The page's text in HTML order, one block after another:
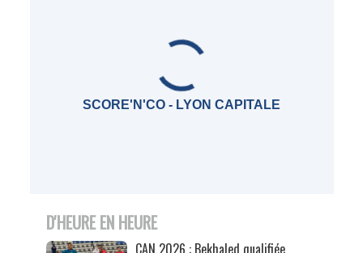
SCORE'N'CO - LYON CAPITALE
D'HEURE EN HEURE
CAN 2026 : Bekhaled qualifiée,